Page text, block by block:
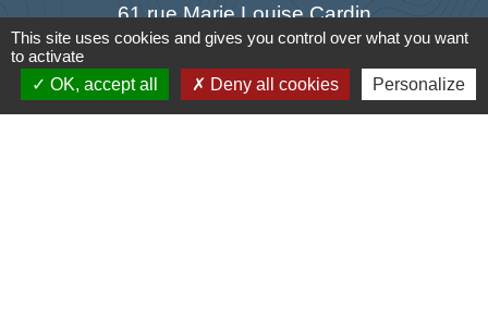
61 rue Marie Louise Cardin
17230 Saint-Ouen-d'Aunis - FRANCE
+33 5 46 01 40 64
Contact par formulaire
This site uses cookies and gives you control over what you want
to activate
OK, accept all
Deny all cookies Personalize